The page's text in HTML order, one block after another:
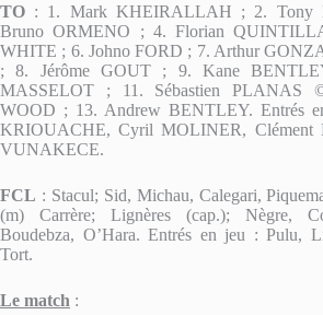
TO : 1. Mark KHEIRALLAH ; 2. Tony
Bruno ORMENO ; 4. Florian
WHITE ; 6. Johno FORD ; 7. Arthur
; 8. Jérôme GOUT ; 9. Kane
MASSELOT ; 11. Sébastien PLANAS
WOOD ; 13. Andrew BENTLEY. Entrés
KRIOUACHE, Cyril MOLINER, Clément
VUNAKECE.
FCL : Stacul; Sid, Michau, Calegari,
(m) Carrère; Lignères (cap.); Nègre,
Boudebza, O’Hara. Entrés en jeu : Pulu,
Tort.
Le match :